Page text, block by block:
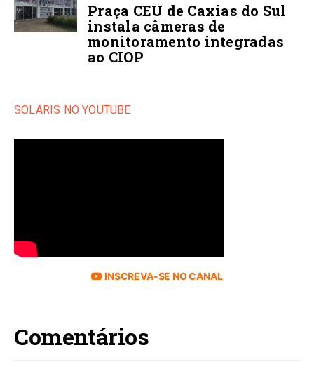
Praça CEU de Caxias do Sul
instala câmeras de
monitoramento integradas
ao CIOP
SOLARIS NO YOUTUBE
INSCREVA-SE NO CANAL
Comentários